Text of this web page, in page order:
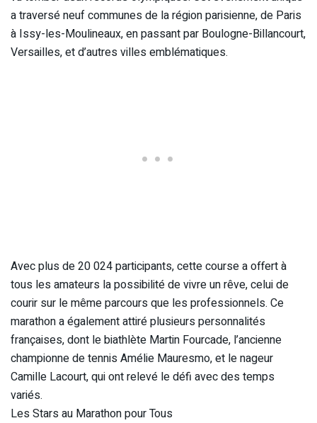
a traversé neuf communes de la région parisienne, de Paris
à Issy-les-Moulineaux, en passant par Boulogne-Billancourt,
Versailles, et d’autres villes emblématiques.
Avec plus de 20 024 participants, cette course a offert à
tous les amateurs la possibilité de vivre un rêve, celui de
courir sur le même parcours que les professionnels. Ce
marathon a également attiré plusieurs personnalités
françaises, dont le biathlète Martin Fourcade, l’ancienne
championne de tennis Amélie Mauresmo, et le nageur
Camille Lacourt, qui ont relevé le défi avec des temps
variés.
Les Stars au Marathon pour Tous